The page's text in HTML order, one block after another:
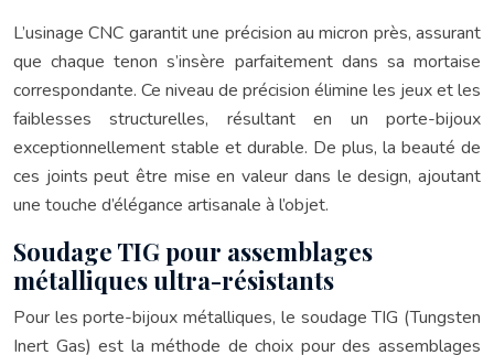
L’usinage CNC garantit une précision au micron près, assurant
que chaque tenon s’insère parfaitement dans sa mortaise
correspondante. Ce niveau de précision élimine les jeux et les
faiblesses structurelles, résultant en un porte-bijoux
exceptionnellement stable et durable. De plus, la beauté de
ces joints peut être mise en valeur dans le design, ajoutant
une touche d’élégance artisanale à l’objet.
Soudage TIG pour assemblages
métalliques ultra-résistants
Pour les porte-bijoux métalliques, le soudage TIG (Tungsten
Inert Gas) est la méthode de choix pour des assemblages